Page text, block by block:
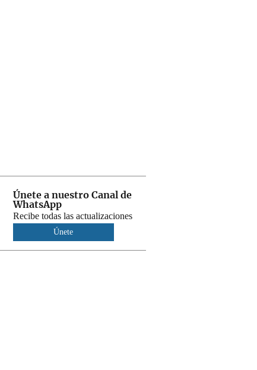
Únete a nuestro Canal de
WhatsApp
Recibe todas las actualizaciones
Únete